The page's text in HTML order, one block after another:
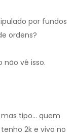
por fundos
ordens?
vê isso.
tipo... quem
2k e vivo no